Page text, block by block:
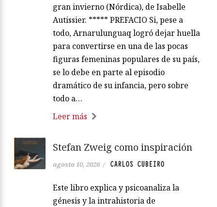
gran invierno (Nórdica), de Isabelle
Autissier. ***** PREFACIO Si, pese a
todo, Arnarulunguaq logró dejar huella
para convertirse en una de las pocas
figuras femeninas populares de su país,
se lo debe en parte al episodio
dramático de su infancia, pero sobre
todo a…
Leer más
Stefan Zweig como inspiración
agosto 10, 2026 / CARLOS CUBEIRO
Este libro explica y psicoanaliza la
génesis y la intrahistoria de